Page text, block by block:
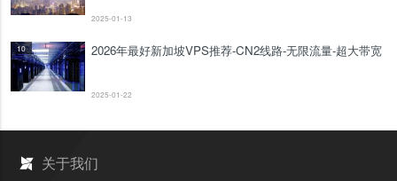
2025-01-13
10 2026年最好新加坡VPS推荐-CN2线路-无限流量-超大带宽
2025-01-22
关于我们